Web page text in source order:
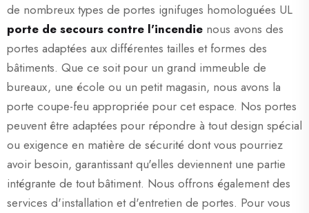
de nombreux types de portes ignifuges homologuées UL
porte de secours contre l'incendie nous avons des
portes adaptées aux différentes tailles et formes des
bâtiments. Que ce soit pour un grand immeuble de
bureaux, une école ou un petit magasin, nous avons la
porte coupe-feu appropriée pour cet espace. Nos portes
peuvent être adaptées pour répondre à tout design spécial
ou exigence en matière de sécurité dont vous pourriez
avoir besoin, garantissant qu'elles deviennent une partie
intégrante de tout bâtiment. Nous offrons également des
services d'installation et d'entretien de portes. Pour vous